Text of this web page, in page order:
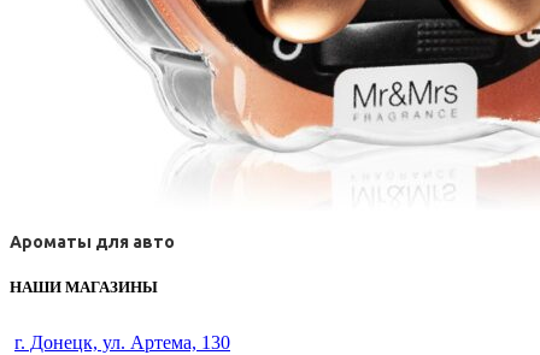
Ароматы для авто
НАШИ МАГАЗИНЫ
г. Донецк, ул. Артема, 130